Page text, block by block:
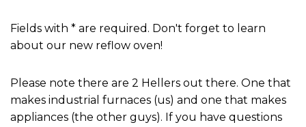
Fields with * are required. Don't forget to learn
about our new reflow oven!
Please note there are 2 Hellers out there. One that
makes industrial furnaces (us) and one that makes
appliances (the other guys). If you have questions